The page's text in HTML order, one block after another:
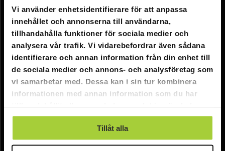
Vi använder enhetsidentifierare för att anpassa
innehållet och annonserna till användarna,
tillhandahålla funktioner för sociala medier och
analysera vår trafik. Vi vidarebefordrar även sådana
identifierare och annan information från din enhet till
de sociala medier och annons- och analysföretag som
vi samarbetar med. Dessa kan i sin tur kombinera
informationen med annan information som du har
använt deras tjänster.
Tillåt alla
FAQ - Vanliga frågor
Leverans
Returer
Reklamationer
Kontakta oss
E-post: info@nordicprostore.se
Adressuppgifter:Elimägatan 15, 00510 Helsingfors, Finland